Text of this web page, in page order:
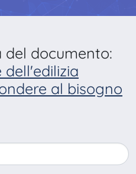
del documento:
dell'edilizia
al bisogno